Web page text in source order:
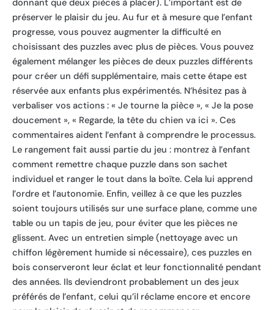
donnant que deux pièces à placer). L’important est de
préserver le plaisir du jeu. Au fur et à mesure que l’enfant
progresse, vous pouvez augmenter la difficulté en
choisissant des puzzles avec plus de pièces. Vous pouvez
également mélanger les pièces de deux puzzles différents
pour créer un défi supplémentaire, mais cette étape est
réservée aux enfants plus expérimentés. N’hésitez pas à
verbaliser vos actions : « Je tourne la pièce », « Je la pose
doucement », « Regarde, la tête du chien va ici ». Ces
commentaires aident l’enfant à comprendre le processus.
Le rangement fait aussi partie du jeu : montrez à l’enfant
comment remettre chaque puzzle dans son sachet
individuel et ranger le tout dans la boîte. Cela lui apprend
l’ordre et l’autonomie. Enfin, veillez à ce que les puzzles
soient toujours utilisés sur une surface plane, comme une
table ou un tapis de jeu, pour éviter que les pièces ne
glissent. Avec un entretien simple (nettoyage avec un
chiffon légèrement humide si nécessaire), ces puzzles en
bois conserveront leur éclat et leur fonctionnalité pendant
des années. Ils deviendront probablement un des jeux
préférés de l’enfant, celui qu’il réclame encore et encore